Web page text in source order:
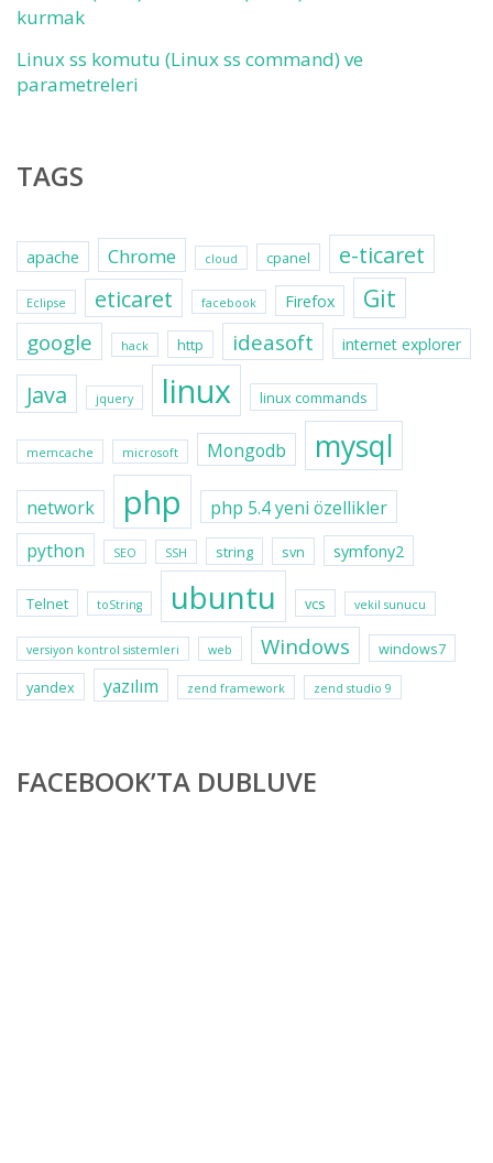
kurmak
Linux ss komutu (Linux ss command) ve
parametreleri
TAGS
apache Chrome cloud cpanel e-ticaret
Eclipse eticaret facebook Firefox Git
google hack http ideasoft internet explorer
Java jquery linux linux commands
memcache microsoft Mongodb mysql
network php
php 5.4 yeni özellikler
python
SEO SSH string svn symfony2
Telnet toString ubuntu vcs vekil sunucu
versiyon kontrol sistemleri web Windows
windows7
yandex
yazılım zend framework zend studio 9
FACEBOOK’TA DUBLUVE